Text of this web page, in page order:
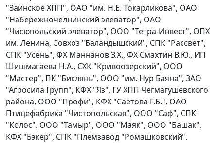
"Заинское ХПП", ОАО "им. Н.Е. Токарликова", ОАО
"Набережночелнинский элеватор", ОАО
"Чисюпольский элеватор", ООО "Тетра-Инвест", ОПХ
им. Ленина, Совхоз "Баландышский", СПК "Рассвет",
СПК "Усень", ФХ Маннанов З.Х., ФХ Смахтин В.Ю., ИП
Шишмагаева Н.А., СХК "Кривоозерский", ООО
"Мастер", ПК "Биклянь", ООО "им. Нур Баяна", ЗАО
"Агросила Групп", КФХ "Яз", ГУ ХПП Чегмагушевского
района, ООО "Профи", КФХ "Саетова Г.Б.", ОАО
Птицефабрика "Чистопольская", ООО "Саф", СПК
"Колос", ООО "Тамыр", ООО "Маяк", ООО "Башак",
КФХ "Бэкер", СПК "Племзавод "Ромашковский".